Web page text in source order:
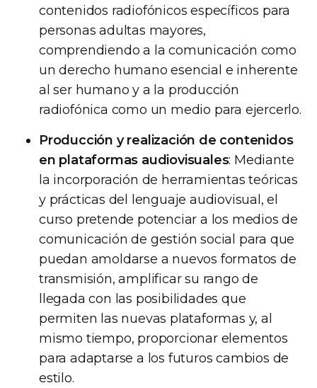
contenidos radiofónicos específicos para
personas adultas mayores,
comprendiendo a la comunicación como
un derecho humano esencial e inherente
al ser humano y a la producción
radiofónica como un medio para ejercerlo.
Producción y realización de contenidos
en plataformas audiovisuales: Mediante
la incorporación de herramientas teóricas
y prácticas del lenguaje audiovisual, el
curso pretende potenciar a los medios de
comunicación de gestión social para que
puedan amoldarse a nuevos formatos de
transmisión, amplificar su rango de
llegada con las posibilidades que
permiten las nuevas plataformas y, al
mismo tiempo, proporcionar elementos
para adaptarse a los futuros cambios de
estilo.